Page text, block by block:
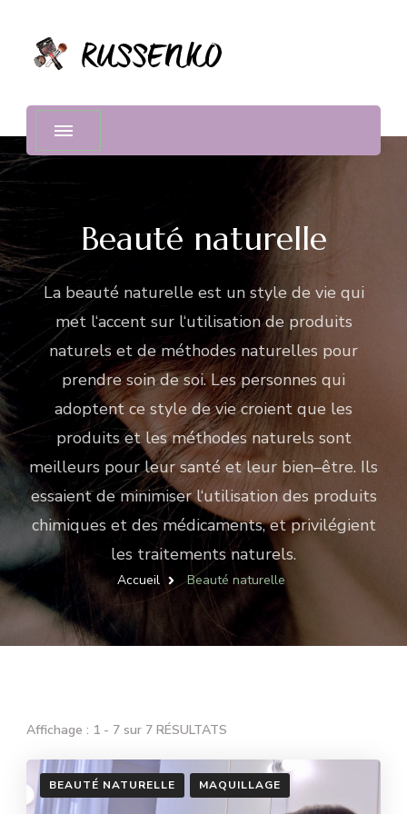
Russenko
Beauté naturelle
Labeauténaturelleestunstylede vie qui
metl‘accentsurl‘utilisationde produits
naturels et deméthodesnaturelles pour
prendresoindesoi.Lespersonnes qui
adoptentce styledeviecroient que les
produitsetlesméthodesnaturels sont
meilleurs pourleursantéetleur bien–être. Ils
essaientdeminimiserl‘utilisationdes produits
chimiques etdesmédicaments,etprivilégient
les traitementsnaturels.
Accueil Beauté naturelle
Affichage : 1 - 7 sur 7 RÉSULTATS
BEAUTÉ NATURELLE MAQUILLAGE